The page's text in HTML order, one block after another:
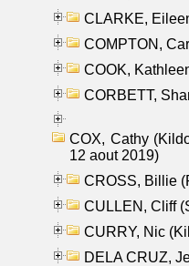
CLARKE,
COMPTON,
COOK,
CORBETT,
COX, Cathy
12 aout 2019)
CROSS, Billie
CULLEN, Cliff
CURRY, Nic
DELA CRUZ,